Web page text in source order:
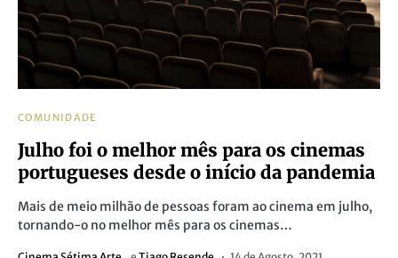
COMUNIDADE
Julho foi o melhor mês para os cinemas
portugueses desde o início da pandemia
Mais de meio milhão de pessoas foram ao cinema em julho,
tornando-o no melhor mês para os cinemas…